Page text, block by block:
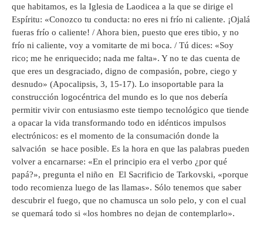
que habitamos, es la Iglesia de Laodicea a la que se dirige el
Espíritu: «Conozco tu conducta: no eres ni frío ni caliente. ¡Ojalá
fueras frío o caliente! / Ahora bien, puesto que eres tibio, y no
frío ni caliente, voy a vomitarte de mi boca. / Tú dices: «Soy
rico; me he enriquecido; nada me falta». Y no te das cuenta de
que eres un desgraciado, digno de compasión, pobre, ciego y
desnudo» (Apocalipsis, 3, 15-17). Lo insoportable para la
construcción logocéntrica del mundo es lo que nos debería
permitir vivir con entusiasmo este tiempo tecnológico que tiende
a opacar la vida transformando todo en idénticos impulsos
electrónicos: es el momento de la consumación donde la
salvación se hace posible. Es la hora en que las palabras pueden
volver a encarnarse: «En el principio era el verbo ¿por qué
papá?», pregunta el niño en El Sacrificio de Tarkovski, «porque
todo recomienza luego de las llamas». Sólo tenemos que saber
descubrir el fuego, que no chamusca un solo pelo, y con el cual
se quemará todo si «los hombres no dejan de contemplarlo».